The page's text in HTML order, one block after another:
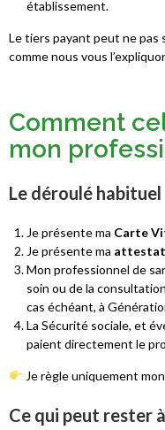
établissement.
Le tiers payant peut ne pas
comme nous vous
Comment
mon
Le déroulé habituel
Je présente ma Carte
Je présente ma
Mon professionnel de
soin ou de la
cas échéant, à
La Sécurité sociale, et
paient directement le
Je règle uniquement
Ce qui peut rester